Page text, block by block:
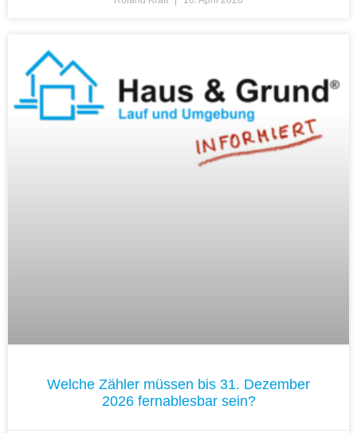
Welche Zähler müssen bis 31. Dezember
2026 fernablesbar sein?